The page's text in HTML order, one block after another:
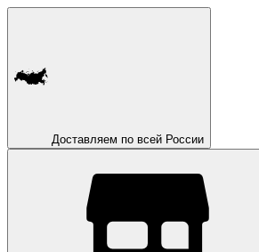
Доставляем по всей России